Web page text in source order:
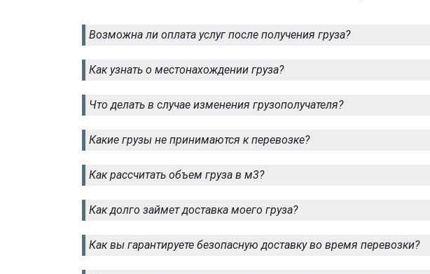
Возможна ли оплата услуг после получения груза?
Как узнать о местонахождении груза?
Что делать в случае изменения грузополучателя?
Какие грузы не принимаются к перевозке?
Как рассчитать объем груза в м3?
Как долго займет доставка моего груза?
Как вы гарантируете безопасную доставку во время перевозки?